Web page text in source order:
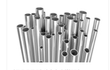
Hakkımızda
Fabrika turu